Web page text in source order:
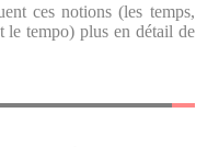
ces notions (les temps,
le tempo) plus en détail de